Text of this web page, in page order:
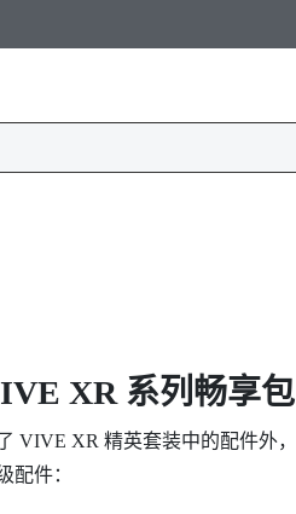
XR 系列畅享包
VIVE XR 精英套装中的配件外，
配件：